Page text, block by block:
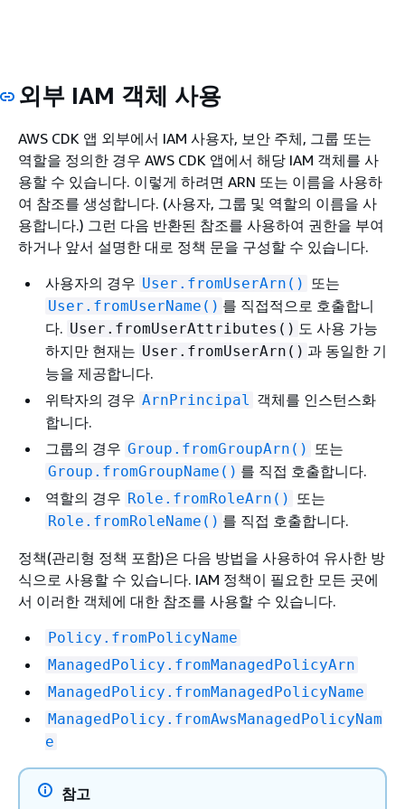
외부 IAM 객체 사용
AWS CDK 앱 외부에서 IAM 사용자, 보안 주체, 그룹 또는
역할을 정의한 경우 AWS CDK 앱에서 해당 IAM 객체를 사
용할 수 있습니다. 이렇게 하려면 ARN 또는 이름을 사용하
여 참조를 생성합니다. (사용자, 그룹 및 역할의 이름을 사
용합니다.) 그런 다음 반환된 참조를 사용하여 권한을 부여
하거나 앞서 설명한 대로 정책 문을 구성할 수 있습니다.
사용자의 경우 User.fromUserArn() 또는
User.fromUserName() 를 직접적으로 호출합니
다. User.fromUserAttributes() 도 사용 가능
하지만 현재는 User.fromUserArn() 과 동일한 기
능을 제공합니다.
위탁자의 경우 ArnPrincipal
객체를 인스턴스화
합니다.
그룹의 경우 Group.fromGroupArn() 또는
Group.fromGroupName() 를 직접 호출합니다.
역할의 경우 Role.fromRoleArn() 또는
Role.fromRoleName() 를 직접 호출합니다.
정책(관리형 정책 포함)은 다음 방법을 사용하여 유사한 방
식으로 사용할 수 있습니다. IAM 정책이 필요한 모든 곳에
서 이러한 객체에 대한 참조를 사용할 수 있습니다.
Policy.fromPolicyName
ManagedPolicy.fromManagedPolicyArn
ManagedPolicy.fromManagedPolicyName
ManagedPolicy.fromAwsManagedPolicyNam
e
참고